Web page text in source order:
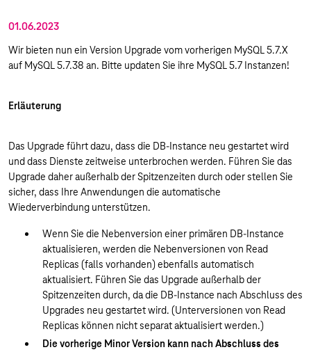
01.06.2023
Wir bieten nun ein Version Upgrade vom vorherigen MySQL 5.7.X
auf MySQL 5.7.38 an. Bitte updaten Sie ihre MySQL 5.7 Instanzen!
Erläuterung
Das Upgrade führt dazu, dass die DB-Instance neu gestartet wird
und dass Dienste zeitweise unterbrochen werden. Führen Sie das
Upgrade daher außerhalb der Spitzenzeiten durch oder stellen Sie
sicher, dass Ihre Anwendungen die automatische
Wiederverbindung unterstützen.
Wenn Sie die Nebenversion einer primären DB-Instance
aktualisieren, werden die Nebenversionen von Read
Replicas (falls vorhanden) ebenfalls automatisch
aktualisiert. Führen Sie das Upgrade außerhalb der
Spitzenzeiten durch, da die DB-Instance nach Abschluss des
Upgrades neu gestartet wird. (Unterversionen von Read
Replicas können nicht separat aktualisiert werden.)
Die vorherige Minor Version kann nach Abschluss des